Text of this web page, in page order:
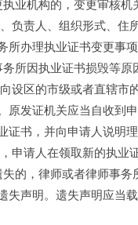
执业机构的，变更审核
负责人、组织形式、住
所办理执业证书变更事
务所因执业证书损毁等
设区的市级或者直辖
原发证机关应当自收到
证书，并向申请人说明
申请人在领取新的执业
失的，律师或者律师事
失声明。遗失声明应当